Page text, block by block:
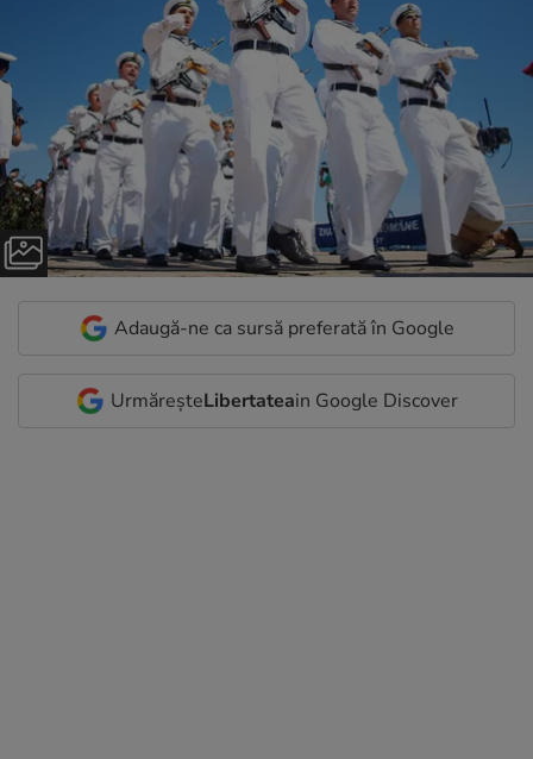
Adaugă-ne ca sursă preferată în Google
UrmăreșteLibertateain Google Discover